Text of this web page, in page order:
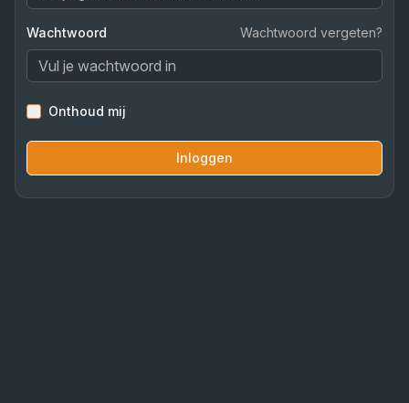
Wachtwoord Wachtwoord vergeten?
Onthoud mij
Inloggen